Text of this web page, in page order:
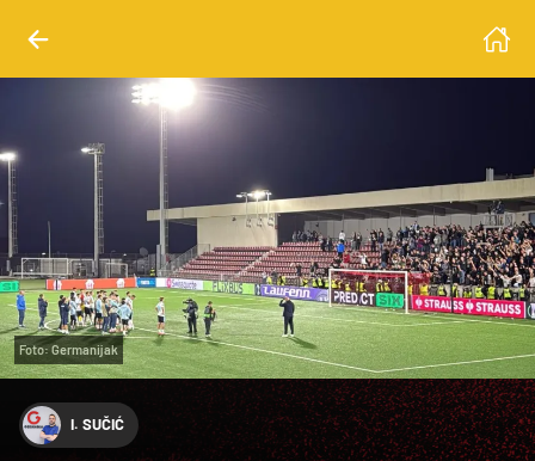
Foto: Germanijak
I. SUČIĆ